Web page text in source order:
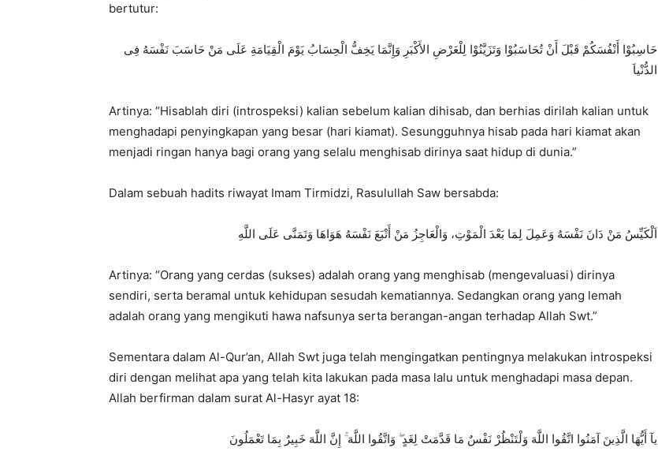
bertutur:
حَاسِبُوْا أَنْفُسَكُمْ قَبْلَ أَنْ تُحَاسَبُوْا وَتَزَيَّنُوْا لِلْعَرْضِ الأَكْبَرِ وَإِنَّمَا يَخِفُّ الْحِسَابُ يَوْمَ الْقِيَامَةِ عَلَى مَنْ حَاسَبَ نَفْسَهُ فِى
الدُّنْياَ
Artinya: “Hisablah diri (introspeksi) kalian sebelum kalian dihisab, dan berhias dirilah kalian untuk
menghadapi penyingkapan yang besar (hari kiamat). Sesungguhnya hisab pada hari kiamat akan
menjadi ringan hanya bagi orang yang selalu menghisab dirinya saat hidup di dunia.”
Dalam sebuah hadits riwayat Imam Tirmidzi, Rasulullah Saw bersabda:
اَلْكَيِّسُ مَنْ دَانَ نَفْسَهُ وَعَمِلَ لِمَا بَعْدَ الْمَوْتِ، وَالْعَاجِزُ مَنْ أَتْبَعَ نَفْسَهُ هَوَاهَا وَتَمَنَّى عَلَى اللَّهِ
Artinya: “Orang yang cerdas (sukses) adalah orang yang menghisab (mengevaluasi) dirinya
sendiri, serta beramal untuk kehidupan sesudah kematiannya. Sedangkan orang yang lemah
adalah orang yang mengikuti hawa nafsunya serta berangan-angan terhadap Allah Swt.”
Sementara dalam Al-Qur’an, Allah Swt juga telah mengingatkan pentingnya melakukan introspeksi
diri dengan melihat apa yang telah kita lakukan pada masa lalu untuk menghadapi masa depan.
Allah berfirman dalam surat Al-Hasyr ayat 18:
يآ أَيُّهَا الَّذِينَ آمَنُوا اتَّقُوا اللَّهَ وَلْتَنْظُرْ نَفْسٌ مَا قَدَّمَتْ لِغَدٍ ۖ وَاتَّقُوا اللَّهَ ۚ إِنَّ اللَّهَ خَبِيرٌ بِمَا تَعْمَلُونَ